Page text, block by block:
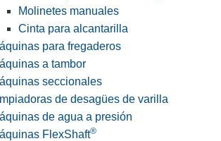
Molinetes manuales
Cinta para alcantarilla
para fregaderos
a tambor
seccionales
de desagües de varilla
de agua a presión
FlexShaft®